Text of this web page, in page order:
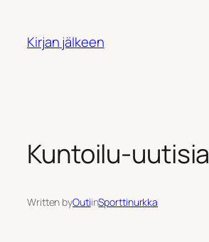
Kirjan jälkeen
Kuntoilu-uutisia
Written byOutiinSporttinurkka